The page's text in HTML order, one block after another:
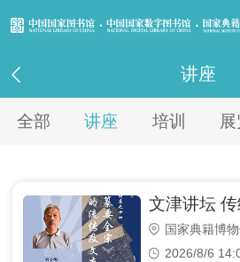
资讯信息
资源服务
业界服务
讲座
全部 讲座 培训
国家典籍博
2026/8/6